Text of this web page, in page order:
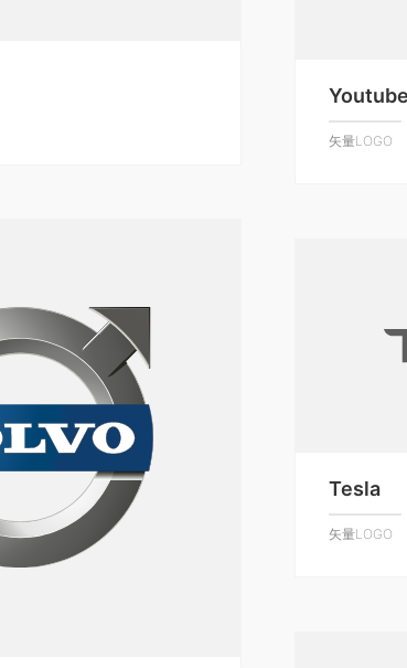
矢量LOGO
Tesla
矢量LOGO